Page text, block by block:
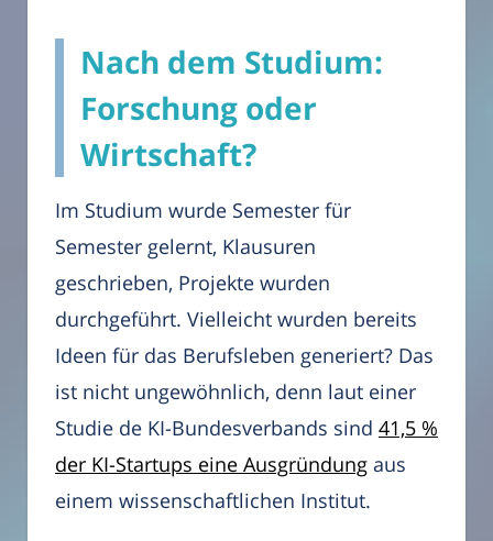
Nach dem Studium:
Forschung oder
Wirtschaft?
Im Studium wurde Semester für
Semester gelernt, Klausuren
geschrieben, Projekte wurden
durchgeführt. Vielleicht wurden bereits
Ideen für das Berufsleben generiert? Das
ist nicht ungewöhnlich, denn laut einer
Studie de KI-Bundesverbands sind 41,5 %
der KI-Startups eine Ausgründung aus
einem wissenschaftlichen Institut.